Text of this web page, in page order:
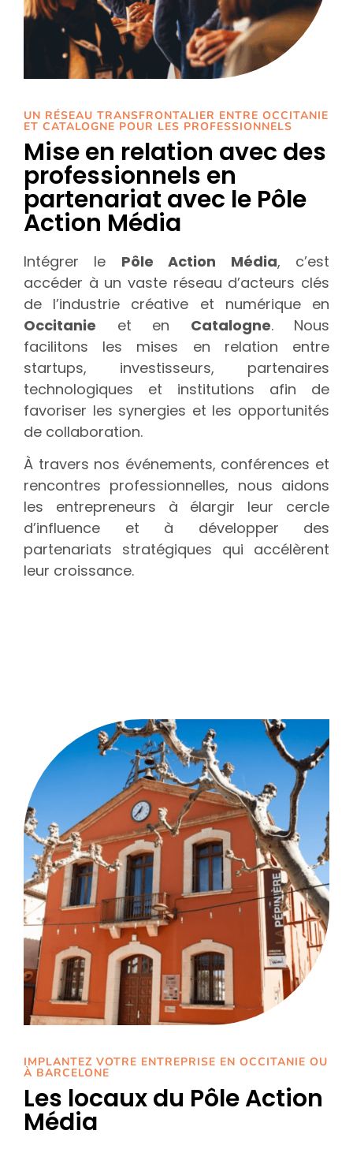
UN RÉSEAU TRANSFRONTALIER ENTRE OCCITANIE
ET CATALOGNE POUR LES PROFESSIONNELS
Mise en relation avec des
professionnels en
partenariat avec le Pôle
Action Média
Intégrer le Pôle Action Média, c’est
accéder à un vaste réseau d’acteurs clés
de l’industrie créative et numérique en
Occitanie et en Catalogne. Nous
facilitons les mises en relation entre
startups, investisseurs, partenaires
technologiques et institutions afin de
favoriser les synergies et les opportunités
de collaboration.
À travers nos événements, conférences et
rencontres professionnelles, nous aidons
les entrepreneurs à élargir leur cercle
d’influence et à développer des
partenariats stratégiques qui accélèrent
leur croissance.
IMPLANTEZ VOTRE ENTREPRISE EN OCCITANIE OU
À BARCELONE
Les locaux du Pôle Action
Média